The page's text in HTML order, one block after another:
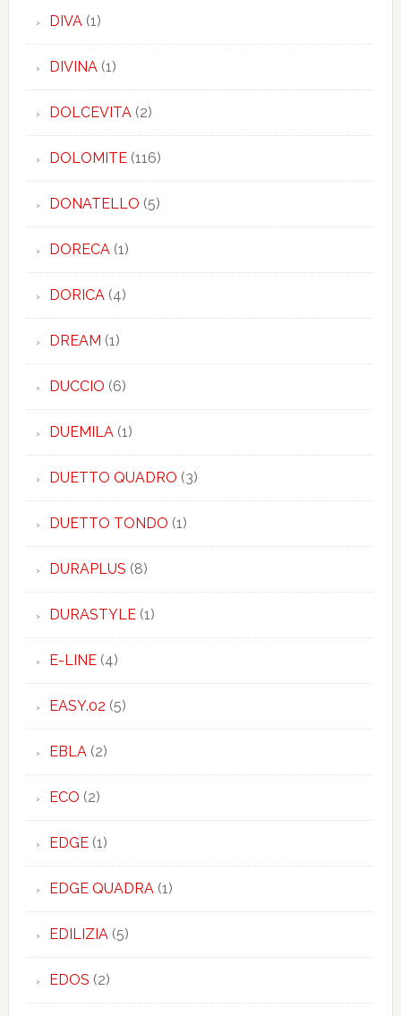
DIVA(1)
DIVINA(1)
DOLCEVITA(2)
DOLOMITE(116)
DONATELLO (5)
DORECA(1)
DORICA(4)
DREAM (1)
DUCCIO (6)
DUEMILA(1)
DUETTO QUADRO (3)
DUETTO TONDO (1)
DURAPLUS (8)
DURASTYLE(1)
E-LINE(4)
EASY.02 (5)
EBLA(2)
ECO (2)
EDGE(1)
EDGE QUADRA(1)
EDILIZIA(5)
EDOS (2)